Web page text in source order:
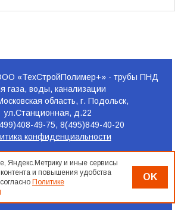
«ТехСтройПолимер+» - трубы ПНД
газа, воды, канализации
область, г. Подольск,
ул.Станционная, д.22
49-75, 8(495)849-40-20
конфиденциальности
Продвижение
сайта
Seo-
Яндекс.Метрику и иные сервисы
и повышения удобства
Политике
OK